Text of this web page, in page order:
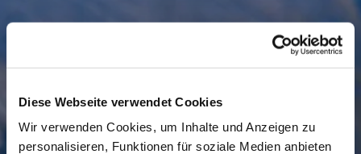
Diese Webseite verwendet Cookies
Wir verwenden Cookies, um Inhalte und Anzeigen zu
personalisieren, Funktionen für soziale Medien anbieten